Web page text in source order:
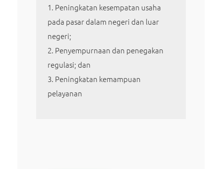
Peningkatan kesempatan usaha
pada pasar dalam negeri dan luar
negeri;
Penyempurnaan dan penegakan
regulasi; dan
Peningkatan kemampuan
pelayanan